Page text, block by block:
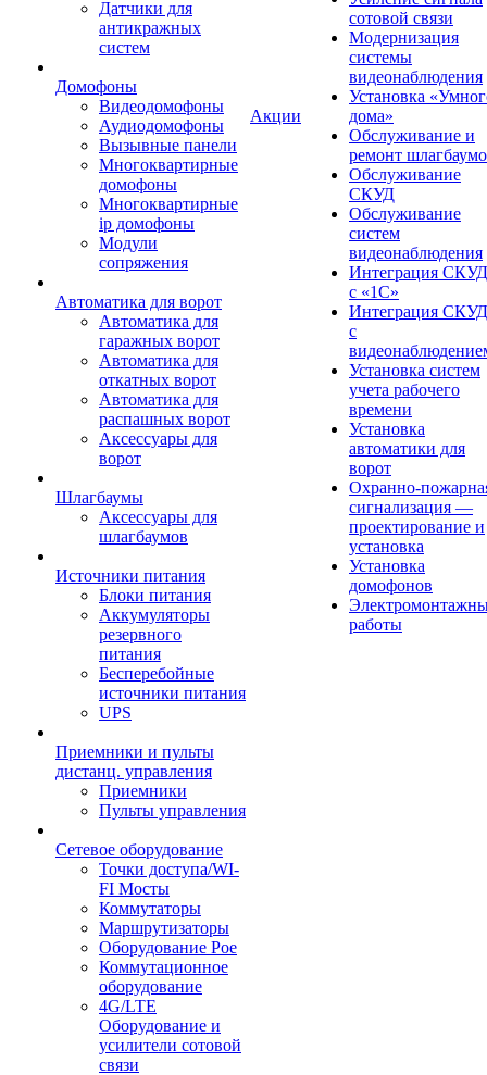
Датчики для
антикражных
систем
Домофоны
Видеодомофоны
Аудиодомофоны
Вызывные панели
Многоквартирные
домофоны
Многоквартирные
ip домофоны
Модули
сопряжения
Автоматика для ворот
Автоматика для
гаражных ворот
Автоматика для
откатных ворот
Автоматика для
распашных ворот
Аксессуары для
ворот
Шлагбаумы
Аксессуары для
шлагбаумов
Источники питания
Блоки питания
Аккумуляторы
резервного
питания
Бесперебойные
источники питания
UPS
Приемники и пульты
дистанц. управления
Приемники
Пульты управления
Сетевое оборудование
Точки доступа/WI-
FI Мосты
Коммутаторы
Маршрутизаторы
Оборудование Poe
Коммутационное
оборудование
4G/LTE
Оборудование и
усилители сотовой
связи
Акции
сотовой связи
Модернизация
системы
видеонаблюдения
Установка
дома»
Обслуживание и
ремонт
Обслуживание
СКУД
Обслуживание
систем
видеонаблюдения
Интеграция СКУД
с «1С»
Интеграция СКУД
с
Установка систем
учета рабочего
времени
Установка
автоматики для
ворот
Охранно-
сигнализация —
проектирование и
установка
Установка
домофонов
работы